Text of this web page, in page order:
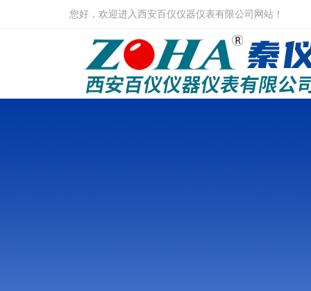
您好，欢迎进入西安百仪仪器仪表有限公司网站！